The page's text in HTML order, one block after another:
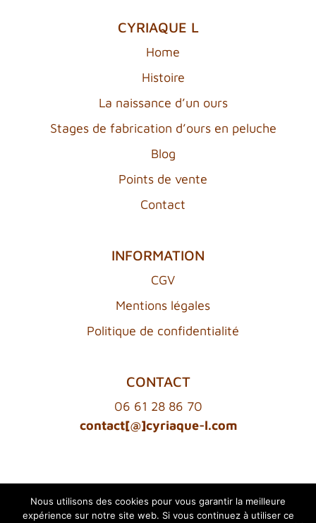
CYRIAQUE L
Home
Histoire
La naissance d’un ours
Stages de fabrication d’ours en peluche
Blog
Points de vente
Contact
INFORMATION
CGV
Mentions légales
Politique de confidentialité
CONTACT
06 61 28 86 70
contact[@]cyriaque-l.com
© 2026 Cyriaque L | Réalisation du site :
Nous utilisons des cookies pour vous garantir la meilleure
expérience sur notre site web. Si vous continuez à utiliser ce